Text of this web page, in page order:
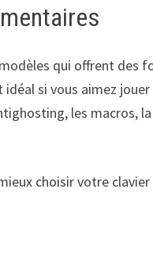
qui offrent des
si vous aimez
les
choisir votre